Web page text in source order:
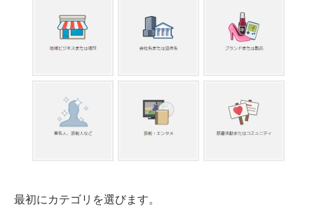
最初にカテゴリを選びます。